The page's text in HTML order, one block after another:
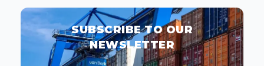
SUBSCRIBE TO OUR
NEWSLETTER